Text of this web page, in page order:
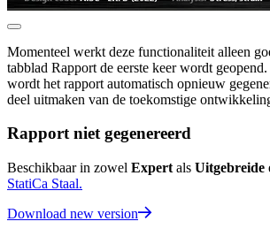
Momenteel werkt deze functionaliteit alleen
tabblad Rapport de eerste keer wordt
wordt het rapport automatisch opnieuw
deel uitmaken van de toekomstige
Rapport niet gegenereerd
Beschikbaar in zowel Expert als Uitgebreide
StatiCa Staal.
Download new version